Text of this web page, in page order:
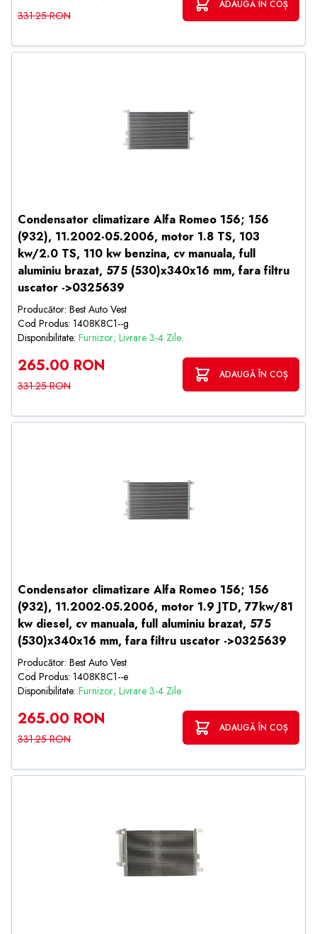
331.25 RON
ADAUGĂ ÎN COȘ
Condensator climatizare Alfa Romeo 156; 156
(932), 11.2002-05.2006, motor 1.8 TS, 103
kw/2.0 TS, 110 kw benzina, cv manuala, full
aluminiu brazat, 575 (530)x340x16 mm, fara filtru
uscator ->0325639
Producător: Best Auto Vest
Cod Produs: 1408K8C1--g
Disponibilitate: Furnizor; Livrare 3-4 Zile
265.00 RON
331.25 RON
ADAUGĂ ÎN COȘ
Condensator climatizare Alfa Romeo 156; 156
(932), 11.2002-05.2006, motor 1.9 JTD, 77kw/81
kw diesel, cv manuala, full aluminiu brazat, 575
(530)x340x16 mm, fara filtru uscator ->0325639
Producător: Best Auto Vest
Cod Produs: 1408K8C1--e
Disponibilitate: Furnizor; Livrare 3-4 Zile
265.00 RON
331.25 RON
ADAUGĂ ÎN COȘ